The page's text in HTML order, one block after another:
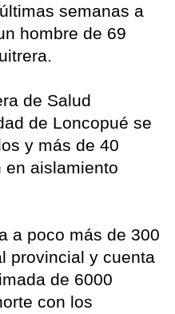
semanas a
hombre de 69
de Salud
de Loncopué se
y más de 40
en aislamiento
a poco más de 300
provincial y cuenta
de 6000
con los